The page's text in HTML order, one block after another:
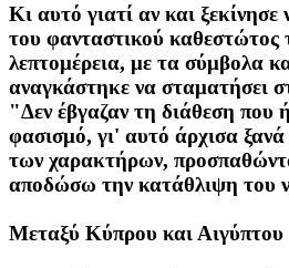
Κι αυτό γιατί αν και ξεκίνησε
του φανταστικού καθεστώτος
λεπτομέρεια, με τα σύμβολα
αναγκάστηκε να σταματήσει
"Δεν έβγαζαν τη διάθεση που
φασισμό, γι' αυτό άρχισα
των χαρακτήρων,
αποδώσω την κατάθλιψη του
Μεταξύ Κύπρου και Αιγύπτου